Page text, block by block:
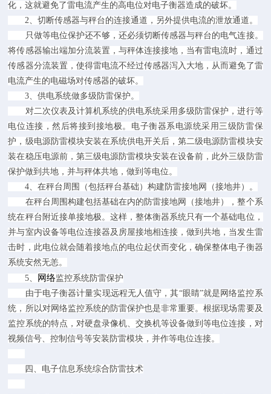
化，这就避免了雷电流产生的高电位对电子衡器造成的破坏。
2、切断传感器与秤台的连接通道，另外提供电流的泄放通道。
只做等电位保护还不够，还必须切断传感器与秤台的电气连接。
将传感器输出端加分流装置，与秤体连接接地，当有雷电流时，通过
传感器分流装置，使得雷电流不经过传感器泻入大地，从而避免了雷
电流产生的电磁场对传感器的破坏。
3、供电系统做多级防雷保护。
对二次仪表及计算机系统的供电系统采用多级防雷保护，进行等
电位连接，然后将接到接地极。电子衡器系电源统采用三级防雷保
护，级电源防雷模块安装在系统供电开关后，第二级电源防雷模块安
装在稳压电源前，第三级电源防雷模块安装在设备前，此外三级防雷
保护做到共地，并与秤体共地，做到等电位。
4、在秤台周围（包括秤台基础）构建防雷接地网（接地井）。
在秤台周围构建包括基础在内的防雷接地网（接地井），整个系
统在秤台附近接单接地极。这样，整体衡器系统只有一个基础电位，
并与室内设备等电位连接器及房屋接地相连接，做到共地，当发生雷
击时，此电位就会随着接地点的电位起伏而变化，确保整体电子衡器
系统安然无恙。
5、 网络监控系统防雷保护
由于电子衡器计量实现远程无人值守，其“眼睛”就是网络监控系
统，所以对网络监控系统的防雷保护也是非常重要。根据现场需要及
监控系统的特点，对硬盘录像机、交换机等设备做到等电位连接，对
视频信号、控制信号等安装防雷模块，并作等电位连接。
四、电子信息系统综合防雷技术